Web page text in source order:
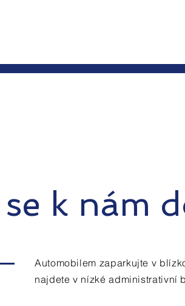
k nám
Automobilem zaparkujte v
najdete v nízké administrativní